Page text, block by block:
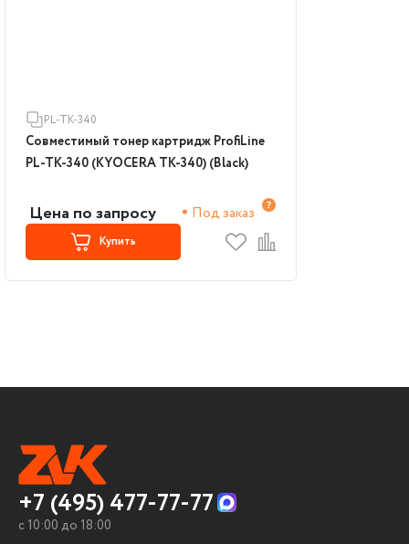
PL-TK-340
Совместимый тонер картридж ProfiLine
PL-TK-340 (KYOCERA TK-340) (Black)
Цена по запросу Под заказ
Купить
+7 (495) 477-77-77
c 10:00 до 18:00